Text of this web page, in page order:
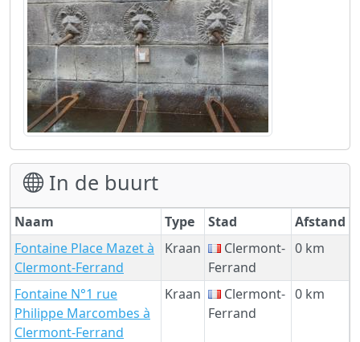
In de buurt
Naam Type Stad
Afstand
Fontaine Place Mazet à
Clermont-Ferrand
Kraan
Clermont-
Ferrand
0 km
Fontaine N°1 rue
Philippe Marcombes à
Clermont-Ferrand
Kraan
Clermont-
Ferrand
0 km